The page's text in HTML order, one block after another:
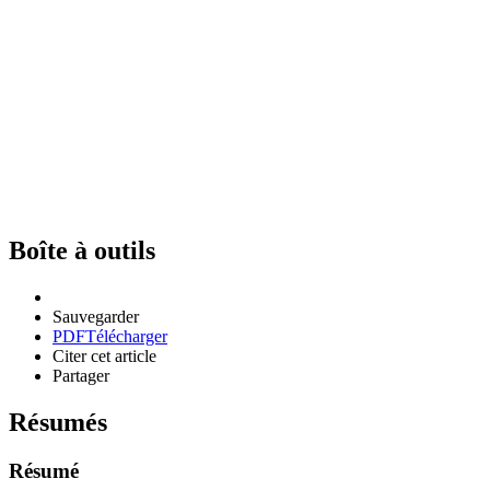
Boîte à outils
Sauvegarder
PDFTélécharger
Citer cet article
Partager
Résumés
Résumé